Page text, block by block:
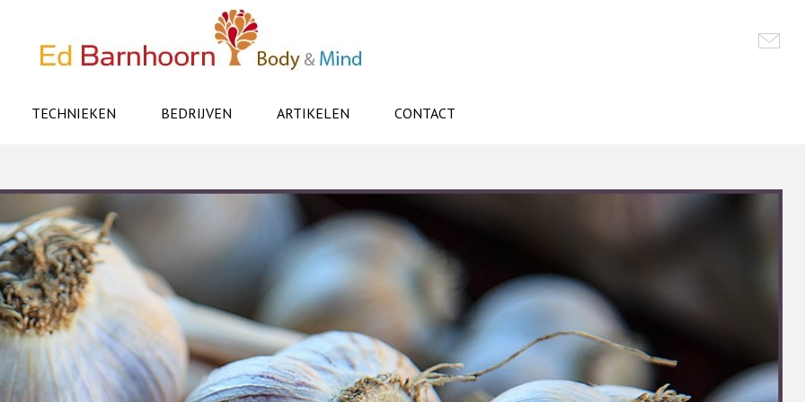
TECHNIEKEN BEDRIJVEN ARTIKELEN CONTACT